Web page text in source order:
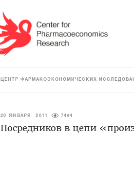
ЦЕНТР ФАРМАКОЭКОНОМИЧЕСКИХ
20 ЯНВАРЯ 2011 7494
Посредников в цепи